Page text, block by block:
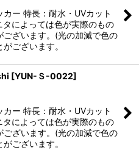
ー 特長：耐水・UVカット
によっては色が実際のもの
ございます。(光の加減で色の
ございます。
[YUN-Ｓ-0022]
ー 特長：耐水・UVカット
によっては色が実際のもの
ございます。(光の加減で色の
ございます。